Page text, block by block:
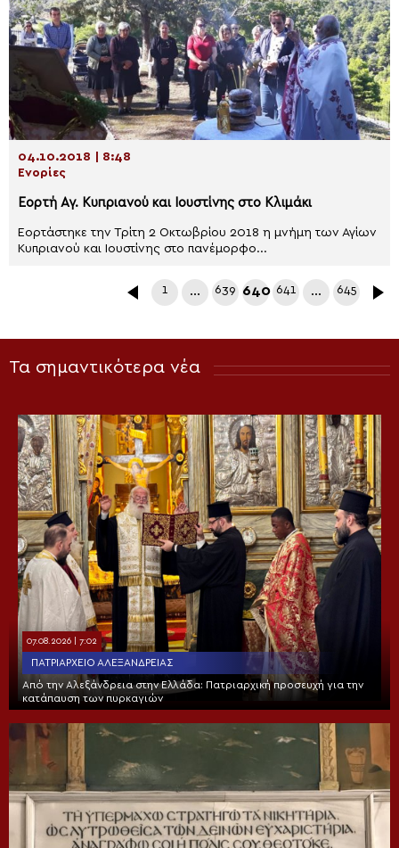
04.10.2018 | 8:48
Ενορίες
Εορτή Αγ. Κυπριανού και Ιουστίνης στο Κλιμάκι
Εορτάστηκε την Τρίτη 2 Οκτωβρίου 2018 η μνήμη των Αγίων
Κυπριανού και Ιουστίνης στο πανέμορφο...
1 … 639 640 641 … 645
Τα σημαντικότερα νέα
07.08.2026 | 7:02
ΠΑΤΡΙΑΡΧΕΊΟ ΑΛΕΞΑΝΔΡΕΊΑΣ
Από την Αλεξάνδρεια στην Ελλάδα: Πατριαρχική προσευχή για την
κατάπαυση των πυρκαγιών